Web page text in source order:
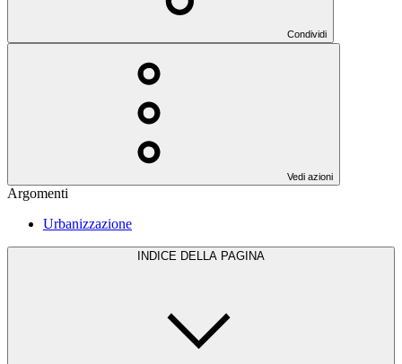
Condividi
Vedi azioni
Argomenti
Urbanizzazione
INDICE DELLA PAGINA